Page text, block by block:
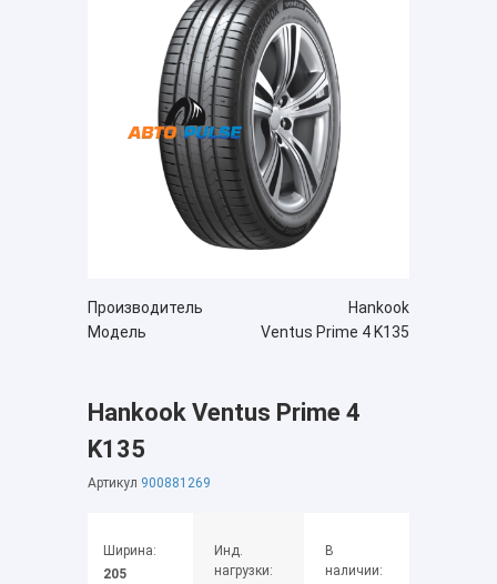
Производитель
Hankook
Модель
Ventus Prime 4 K135
Hankook Ventus Prime 4
K135
Артикул 900881269
Ширина:
205
Инд.
нагрузки:
В
наличии: